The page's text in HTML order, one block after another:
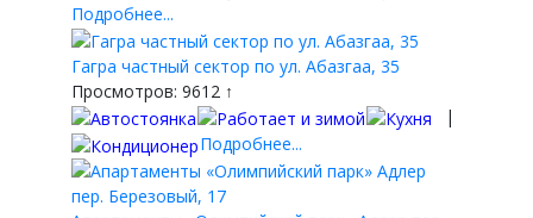
Подробнее...
Гагра частный сектор по ул. Абазгаа, 35
Просмотров: 9612 ↑
|
Подробнее...